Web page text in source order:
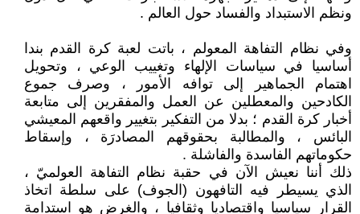
ونظم الاستبداد والفساد حول العالم .
وفي نظام التفاهة المعولم ، باتت لعبة كرة القدم بندا
أساسيا في سياسات الإلهاء وتغييب الوعي ، وتحويل
اهتمام الجماهير إلى توافه الأمور ، وصرف جموع
الكادحين والمعطلين عن العمل والمفقرين إلى متابعة
أخبار كرة القدم ؛ بدلا من التفكير بتغيير واقعهم المعيشي
البائس ، والمطالبة بحقوقهم المصادرَة ، وإسقاط
حكوماتهم الفاسدة والفاشلة .
ذلك أننا نعيش الآن في حقبة نظام التفاهة العولميّ ،
الذي يسيطر فيه التافهون (الجوف) على سلطة اتخاذ
القرار سياسيا واقتصاديا وثقافيا ، والغرض هو استدامة